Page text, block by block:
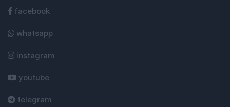
facebook
whatsapp
instagram
youtube
telegram